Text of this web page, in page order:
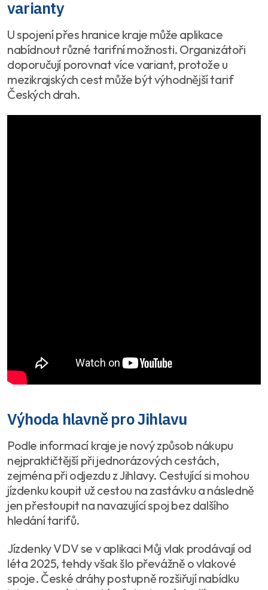
varianty
U spojení přes hranice kraje může aplikace
nabídnout různé tarifní možnosti. Organizátoři
doporučují porovnat více variant, protože u
mezikrajských cest může být výhodnější tarif
Českých drah.
Výhoda hlavně pro Jihlavu
Podle informací kraje je nový způsob nákupu
nejpraktičtější při jednorázových cestách,
zejména při odjezdu z Jihlavy. Cestující si mohou
jízdenku koupit už cestou na zastávku a následně
jen přestoupit na navazující spoj bez dalšího
hledání tarifů.
Jízdenky VDV se v aplikaci Můj vlak prodávají od
léta 2025, tehdy však šlo převážně o vlakové
spoje. České dráhy postupně rozšiřují nabídku